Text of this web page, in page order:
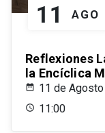
11 AGO
Reflexiones
la Encíclica
11 de
11:00